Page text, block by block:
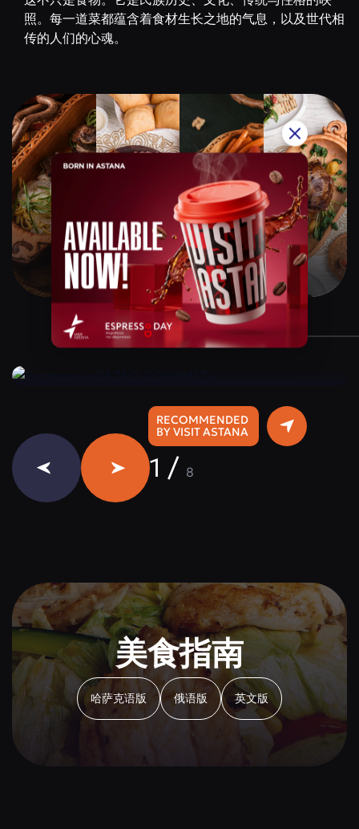
照。每一道菜都蕴含着食材生长之地的气息，以及世代相
传的人们的心魂。
RECOMMENDED
BY VISIT ASTANA
Qazaq Gourmet
$$$$$
Instagram:@qazaq.gourmet
1 / 8
美食指南
哈萨克语版 俄语版 英文版